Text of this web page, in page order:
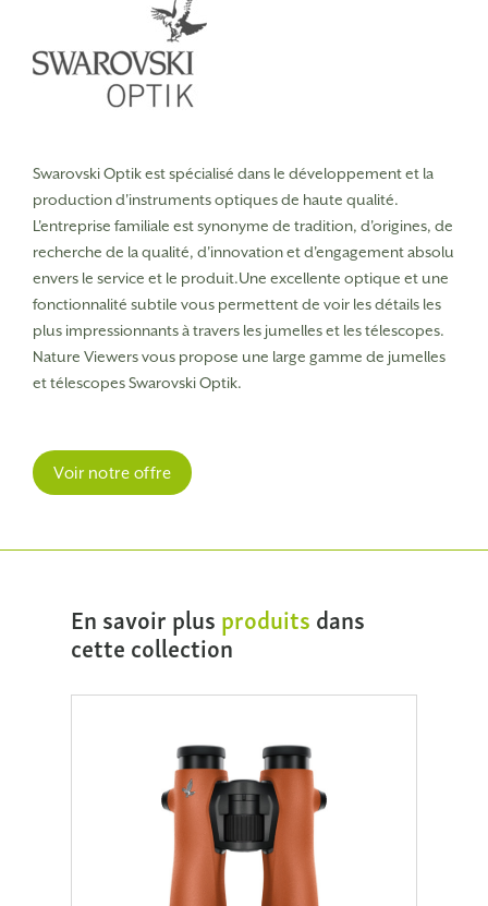
Swarovski Optik est spécialisé dans le développement et la
production d'instruments optiques de haute qualité.
L'entreprise familiale est synonyme de tradition, d'origines, de
recherche de la qualité, d'innovation et d'engagement absolu
envers le service et le produit.Une excellente optique et une
fonctionnalité subtile vous permettent de voir les détails les
plus impressionnants à travers les jumelles et les télescopes.
Nature Viewers vous propose une large gamme de jumelles
et télescopes Swarovski Optik.
Voir notre offre
En savoir plus produits dans
cette collection